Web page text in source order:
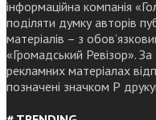
інформаційна компанія
поділяти думку авторів
матеріалів – з
«Громадський Ревізор». За
рекламних матеріалах
позначені значком Р